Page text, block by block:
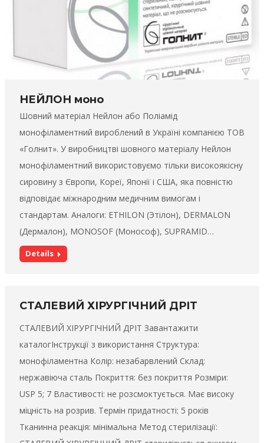
НЕЙЛОН моно
Шовний матеріал Нейлон або Поліамід
монофіламентний вироблений в Україні компанією ТОВ
«Голнит». У виробництві шовного матеріалу Нейлон
монофіламентний використовуємо тільки високоякісну
сировину з Європи, Кореї, Японії і США, яка повністю
відповідає міжнародним медичним вимогам і
стандартам. Аналоги: ETHILON (Этілон), DERMALON
(Дермалон), MONOSOF (Монософ), SUPRAMID…
Details
СТАЛЕВИЙ ХІРУРГІЧНИЙ ДРІТ
СТАЛЕВИЙ ХІРУРГІЧНИЙ ДРІТ Завантажити
каталогІнструкції з використання Структура:
монофіламентна Колір: незабарвлений Склад:
нержавіюча сталь Покриття: без покриття Розміри:
USP 5; 7 Властивості: не розсмоктується. Має високу
міцність на розрив. Термін придатності: 5 років
Тканинна реакція: мінімальна Метод стерилізації: